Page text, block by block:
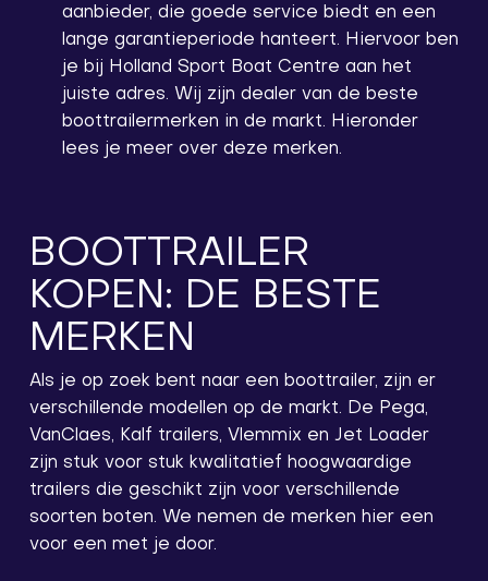
aanbieder, die goede service biedt en een
lange garantieperiode hanteert. Hiervoor ben
je bij Holland Sport Boat Centre aan het
juiste adres. Wij zijn dealer van de beste
boottrailermerken in de markt. Hieronder
lees je meer over deze merken.
BOOTTRAILER
KOPEN: DE BESTE
MERKEN
Als je op zoek bent naar een boottrailer, zijn er
verschillende modellen op de markt. De Pega,
VanClaes, Kalf trailers, Vlemmix en Jet Loader
zijn stuk voor stuk kwalitatief hoogwaardige
trailers die geschikt zijn voor verschillende
soorten boten. We nemen de merken hier een
voor een met je door.